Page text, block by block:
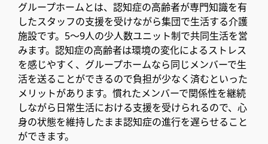
グループホームとは、認知症の高齢者が専門知識を有
したスタッフの支援を受けながら集団で生活する介護
施設です。5～9人の少人数ユニット制で共同生活を営
みます。認知症の高齢者は環境の変化によるストレス
を感じやすく、グループホームなら同じメンバーで生
活を送ることができるので負担が少なく済むといった
メリットがあります。慣れたメンバーで関係性を継続
しながら日常生活における支援を受けられるので、心
身の状態を維持したまま認知症の進行を遅らせること
ができます。